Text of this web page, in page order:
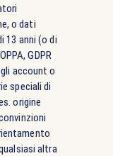
o dati
13 anni (o di
GDPR
account o
speciali di
origine
altra